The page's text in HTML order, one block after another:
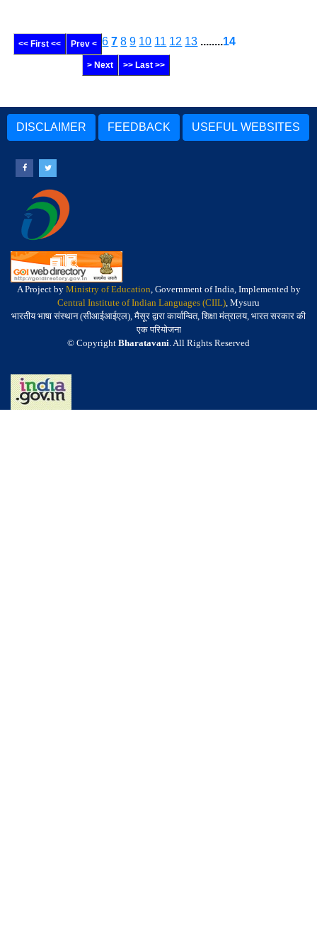
<< First << Prev < 6 7 8 9 10 11 12 13 ........14
> Next >> Last >>
DISCLAIMER FEEDBACK USEFUL WEBSITES
A Project by Ministry of Education, Government of India, Implemented by
Central Institute of Indian Languages (CIIL), Mysuru
भारतीय भाषा संस्थान (सीआईआईएल), मैसूर द्वारा कार्यान्वित, शिक्षा मंत्रालय, भारत सरकार की
एक परियोजना
© Copyright Bharatavani. All Rights Reserved